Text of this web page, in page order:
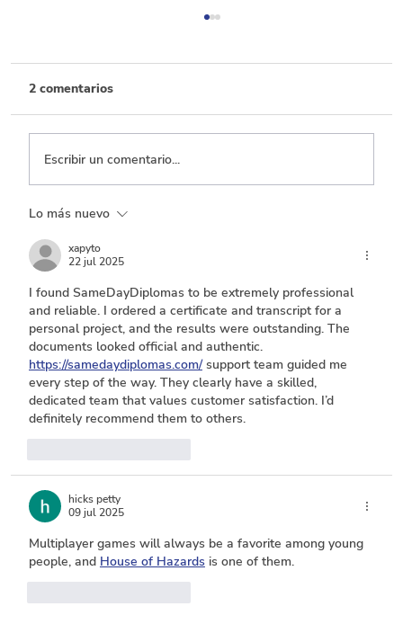
los sectores con mayor inversión
2 comentarios
Escribir un comentario...
Lo más nuevo
xapyto
22 jul 2025
I found SameDayDiplomas to be extremely professional
and reliable. I ordered a certificate and transcript for a
personal project, and the results were outstanding. The
documents looked official and authentic.
https://samedaydiplomas.com/ support team guided me
every step of the way. They clearly have a skilled,
dedicated team that values customer satisfaction. I’d
definitely recommend them to others.
hicks petty
09 jul 2025
Multiplayer games will always be a favorite among young
people, and House of Hazards is one of them.